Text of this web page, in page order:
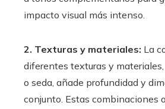
impacto visual más intenso.
2. Texturas y materiales: La
diferentes texturas y materiales,
o seda, añade profundidad y
conjunto. Estas combinaciones